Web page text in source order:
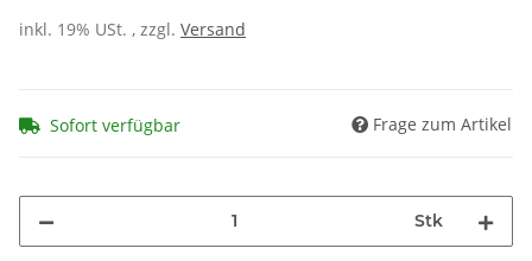
inkl. 19% USt. , zzgl. Versand
Sofort verfügbar Frage zum Artikel
Stk